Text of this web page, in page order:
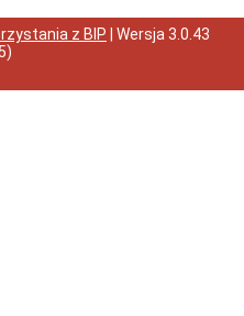
z BIP | Wersja 3.0.43
)